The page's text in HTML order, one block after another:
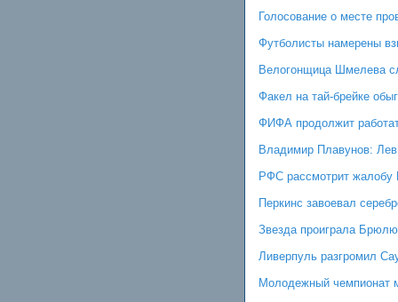
Голосование о месте
Футболисты намерены
Велогонщица Шмелева
Факел на тай-брейке
ФИФА продолжит
Владимир Плавунов:
РФС рассмотрит жалобу
Перкинс завоевал
Звезда проиграла
Ливерпуль разгромил
Молодежный чемпионат